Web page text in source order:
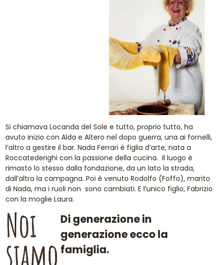
Si chiamava Locanda del Sole e tutto, proprio tutto, ha
avuto inizio con Alda e Altero nel dopo guerra, una ai fornelli,
l’altro a gestire il bar. Nada Ferrari è figlia d’arte, nata a
Roccatederighi con la passione della cucina. Il luogo è
rimasto lo stesso dalla fondazione, da un lato la strada,
dall’altra la campagna. Poi è venuto Rodolfo (Foffo), marito
di Nada, ma i ruoli non sono cambiati. E l’unico figlio, Fabrizio
con la moglie Laura.
Di generazione in
generazione ecco la
famiglia.